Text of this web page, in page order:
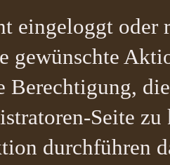
eingeloggt oder
gewünschte
Seite
durchführen